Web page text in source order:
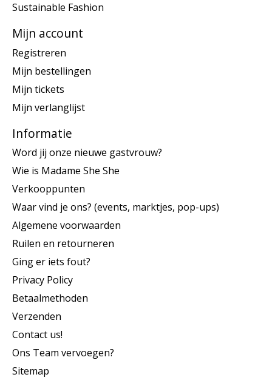
Sustainable Fashion
Mijn account
Registreren
Mijn bestellingen
Mijn tickets
Mijn verlanglijst
Informatie
Word jij onze nieuwe gastvrouw?
Wie is Madame She She
Verkooppunten
Waar vind je ons? (events, marktjes, pop-ups)
Algemene voorwaarden
Ruilen en retourneren
Ging er iets fout?
Privacy Policy
Betaalmethoden
Verzenden
Contact us!
Ons Team vervoegen?
Sitemap